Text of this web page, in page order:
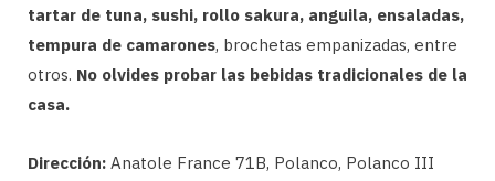
tartar de tuna, sushi, rollo sakura, anguila, ensaladas,
tempura de camarones, brochetas empanizadas, entre
otros. No olvides probar las bebidas tradicionales de la
casa.
Dirección: Anatole France 71B, Polanco, Polanco III